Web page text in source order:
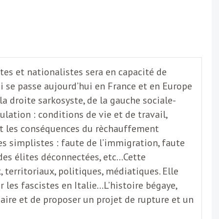
et nationalistes sera en capacité de
passe aujourd’hui en France et en Europe
droite sarkosyste, de la gauche sociale-
: conditions de vie et de travail,
conséquences du rèchauffement
simplistes : faute de l’immigration, faute
élites déconnectées, etc…Cette
territoriaux, politiques, médiatiques. Elle
les fascistes en Italie…L’histoire bégaye,
et de proposer un projet de rupture et un